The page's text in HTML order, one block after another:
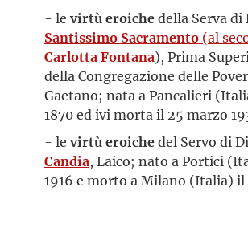
- le virtù eroichedella Serva di
Santissimo Sacramento (al
Carlotta Fontana), Prima
della Congregazione delle
Gaetano; nata a Pancalieri
1870 ed ivi morta il 25 marzo
- le virtù eroichedel Servo di
Candia, Laico; nato a Portici
1916 e morto a Milano (Italia) il